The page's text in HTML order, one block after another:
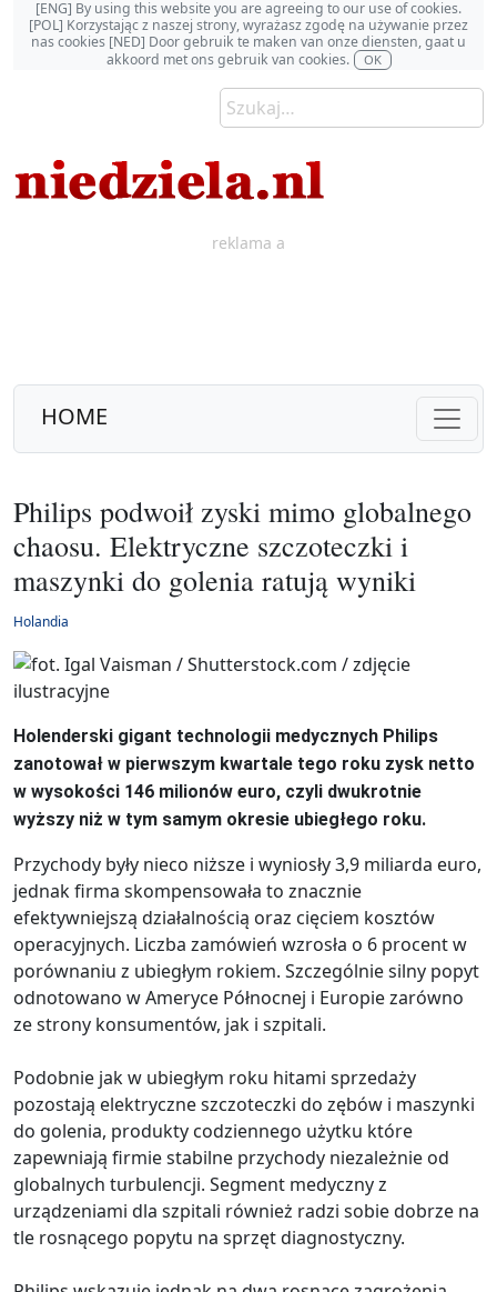
[ENG] By using this website you are agreeing to our use of cookies.
[POL] Korzystając z naszej strony, wyrażasz zgodę na używanie przez
nas cookies [NED] Door gebruik te maken van onze diensten, gaat u
akkoord met ons gebruik van cookies.
OK
reklama a
HOME
Philips podwoił zyski mimo globalnego
chaosu. Elektryczne szczoteczki i
maszynki do golenia ratują wyniki
Holandia
Holenderski gigant technologii medycznych Philips
zanotował w pierwszym kwartale tego roku zysk netto
w wysokości 146 milionów euro, czyli dwukrotnie
wyższy niż w tym samym okresie ubiegłego roku.
Przychody były nieco niższe i wyniosły 3,9 miliarda euro,
jednak firma skompensowała to znacznie
efektywniejszą działalnością oraz cięciem kosztów
operacyjnych. Liczba zamówień wzrosła o 6 procent w
porównaniu z ubiegłym rokiem. Szczególnie silny popyt
odnotowano w Ameryce Północnej i Europie zarówno
ze strony konsumentów, jak i szpitali.
Podobnie jak w ubiegłym roku hitami sprzedaży
pozostają elektryczne szczoteczki do zębów i maszynki
do golenia, produkty codziennego użytku które
zapewniają firmie stabilne przychody niezależnie od
globalnych turbulencji. Segment medyczny z
urządzeniami dla szpitali również radzi sobie dobrze na
tle rosnącego popytu na sprzęt diagnostyczny.